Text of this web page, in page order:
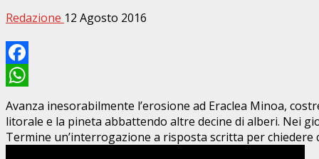
Redazione 12 Agosto 2016
Facebook
WhatsApp
Avanza inesorabilmente l’erosione ad Eraclea Minoa,
litorale e la pineta abbattendo altre decine di alberi. Nei
Termine un’interrogazione a risposta scritta per